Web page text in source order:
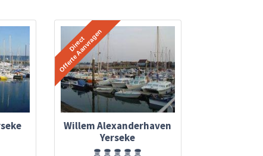
Willem Alexanderhaven
Yerseke